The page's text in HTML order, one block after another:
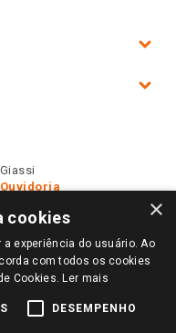
Giassi
Ouvidoria
×
cookies
experiência do usuário. Ao
com todos os cookies
Cookies. Ler mais
DESEMPENHO